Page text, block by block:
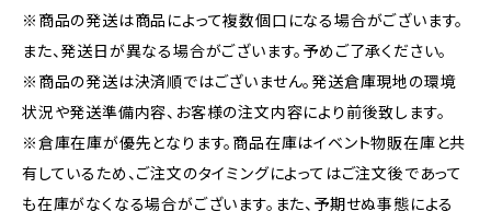
※商品の発送は商品によって複数個口になる場合がございます。
また、発送日が異なる場合がございます。予めご了承ください。
※商品の発送は決済順ではございません。発送倉庫現地の環境
状況や発送準備内容、お客様の注文内容により前後致します。
※倉庫在庫が優先となります。商品在庫はイベント物販在庫と共
有しているため、ご注文のタイミングによってはご注文後であって
も在庫がなくなる場合がございます。また、予期せぬ事態による